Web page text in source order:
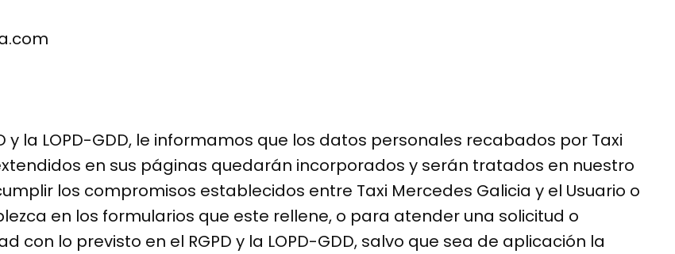
y la LOPD-GDD, le informamos que los datos personales recabados por Taxi
en sus páginas quedarán incorporados y serán tratados en nuestro
los compromisos establecidos entre Taxi Mercedes Galicia y el Usuario o
en los formularios que este rellene, o para atender una solicitud o
con lo previsto en el RGPD y la LOPD-GDD, salvo que sea de aplicación la